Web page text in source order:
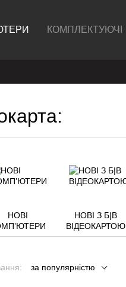
КОМПЛЕКТУЮЧІ
НОВІ
НОВІ З Б|В
ВІДЕОКАРТОЮ
за популярністю